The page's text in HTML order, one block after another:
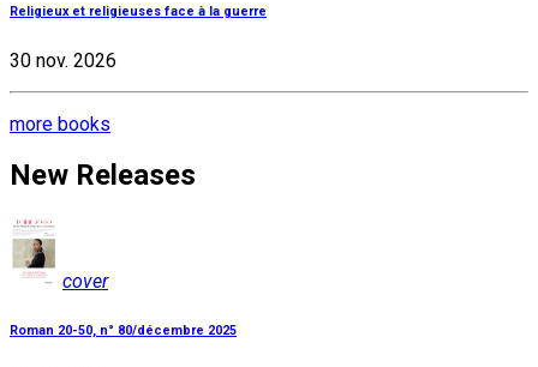
Religieux et religieuses face à la guerre
30 nov. 2026
more books
New Releases
cover
Roman 20-50, n° 80/décembre 2025